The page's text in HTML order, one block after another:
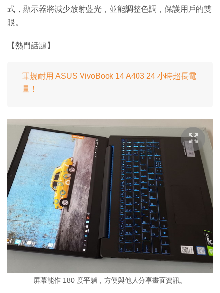
式，顯示器將減少放射藍光，並能調整色調，保護用戶的雙
眼。
【熱門話題】
軍規耐用 ASUS VivoBook 14 A403 24 小時超長電
量！
屏幕能作 180 度平躺，方便與他人分享畫面資訊。